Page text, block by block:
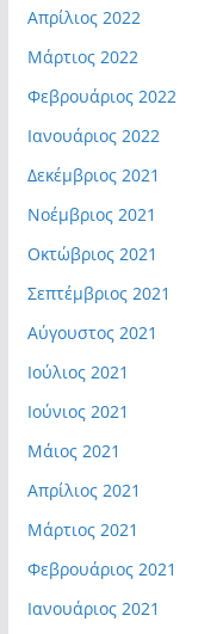
Απρίλιος 2022
Μάρτιος 2022
Φεβρουάριος 2022
Ιανουάριος 2022
Δεκέμβριος 2021
Νοέμβριος 2021
Οκτώβριος 2021
Σεπτέμβριος 2021
Αύγουστος 2021
Ιούλιος 2021
Ιούνιος 2021
Μάιος 2021
Απρίλιος 2021
Μάρτιος 2021
Φεβρουάριος 2021
Ιανουάριος 2021